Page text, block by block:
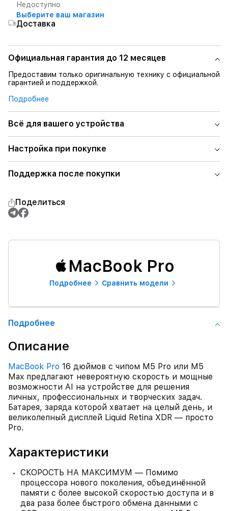
Недоступно
Выберите ваш магазин
Доставка
Официальная гарантия до 12 месяцев
Предоставим только оригинальную технику с официальной
гарантией и поддержкой.
Подробнее
Всё для вашего устройства
Настройка при покупке
Поддержка после покупки
Поделиться
MacBook Pro
Подробнее Сравнить модели
Подробнее
Описание
MacBook Pro 16 дюймов с чипом M5 Pro или M5
Max предлагают невероятную скорость и мощные
возможности AI на устройстве для решения
личных, профессиональных и творческих задач.
Батарея, заряда которой хватает на целый день, и
великолепный дисплей Liquid Retina XDR — просто
Pro.
Характеристики
СКОРОСТЬ НА МАКСИМУМ — Помимо
процессора нового поколения, объединённой
памяти с более высокой скоростью доступа и в
два раза более быстрого обмена данными с